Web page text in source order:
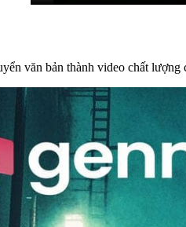
văn bản thành video chất